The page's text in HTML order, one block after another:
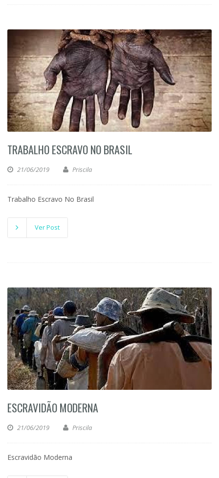
TRABALHO ESCRAVO NO BRASIL
21/06/2019 Priscila
Trabalho Escravo No Brasil
Ver Post
ESCRAVIDÃO MODERNA
21/06/2019 Priscila
Escravidão Moderna